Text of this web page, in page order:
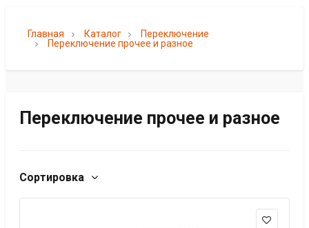
Главная Каталог
Переключение
Переключение прочее и разное
Переключение прочее и разное
Сортировка